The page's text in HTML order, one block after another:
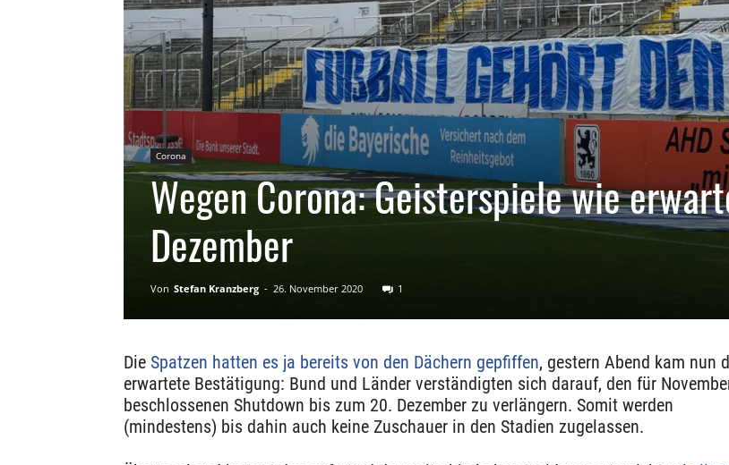
Corona
Wegen Corona: Geisterspiele wie
Dezember
Von Stefan Kranzberg - 26. November 2020 1
Die Spatzen hatten es ja bereits von den Dächern gepfiffen, gestern Abend kam nun
erwartete Bestätigung: Bund und Länder verständigten sich darauf, den für
beschlossenen Shutdown bis zum 20. Dezember zu verlängern. Somit werden
(mindestens) bis dahin auch keine Zuschauer in den Stadien zugelassen.